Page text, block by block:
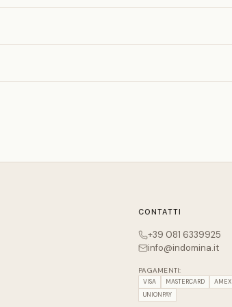
CONTATTI
+39 081 6339925
info@indomina.it
PAGAMENTI:
VISA MASTERCARD AMEX
UNIONPAY